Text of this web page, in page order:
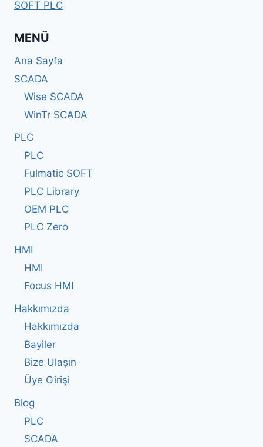
SOFT PLC
MENÜ
Ana Sayfa
SCADA
Wise SCADA
WinTr SCADA
PLC
PLC
Fulmatic SOFT
PLC Library
OEM PLC
PLC Zero
HMI
HMI
Focus HMI
Hakkımızda
Hakkımızda
Bayiler
Bize Ulaşın
Üye Girişi
Blog
PLC
SCADA